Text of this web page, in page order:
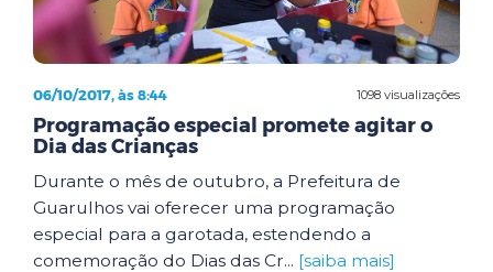
1098 visualizações
06/10/2017, às 8:44
Programação especial promete agitar o
Dia das Crianças
Durante o mês de outubro, a Prefeitura de
Guarulhos vai oferecer uma programação
especial para a garotada, estendendo a
comemoração do Dias das Cr... [saiba mais]